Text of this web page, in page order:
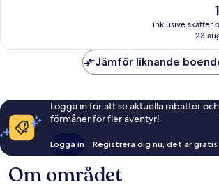
inklusive skatter
23
Jämför liknande
Logga in för att se aktuella rabatter
förmåner för fler äventyr!
Logga in Registrera dig nu, det är gratis
Om området